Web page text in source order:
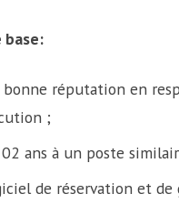
base:
bonne réputation en
;
ans à un poste
de réservation et de